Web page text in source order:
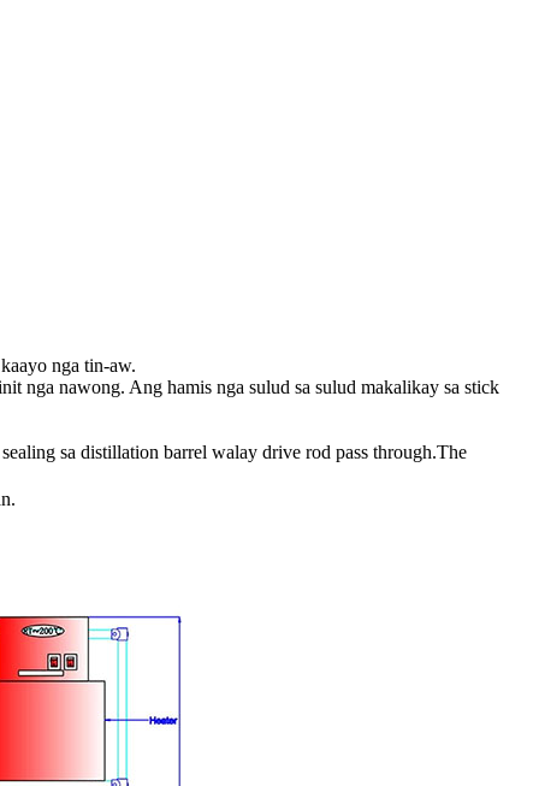
nga tin-aw.
nga nawong. Ang hamis nga sulud sa sulud makalikay sa stick
sa distillation barrel walay drive rod pass through.The